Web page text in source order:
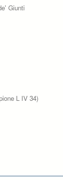
Giunti
L IV 34)